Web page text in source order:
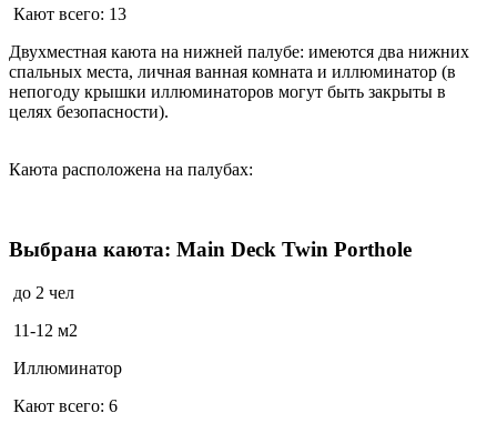
Кают всего: 13
Двухместная каюта на нижней палубе: имеются два нижних
спальных места, личная ванная комната и иллюминатор (в
непогоду крышки иллюминаторов могут быть закрыты в
целях безопасности).
Каюта расположена на палубах:
Выбрана каюта: Main Deck Twin Porthole
до 2 чел
11-12 м2
Иллюминатор
Кают всего: 6